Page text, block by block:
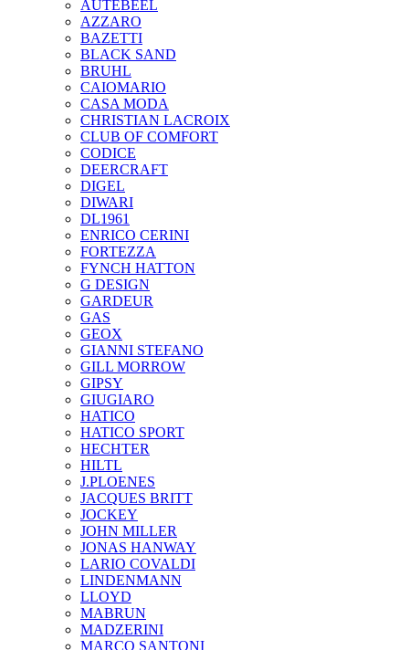
AUTEBEEL
AZZARO
BAZETTI
BLACK SAND
BRUHL
CAIOMARIO
CASA MODA
CHRISTIAN LACROIX
CLUB OF COMFORT
CODICE
DEERCRAFT
DIGEL
DIWARI
DL1961
ENRICO CERINI
FORTEZZA
FYNCH HATTON
G DESIGN
GARDEUR
GAS
GEOX
GIANNI STEFANO
GILL MORROW
GIPSY
GIUGIARO
HATICO
HATICO SPORT
HECHTER
HILTL
J.PLOENES
JAСQUES BRITT
JOCKEY
JOHN MILLER
JONAS HANWAY
LARIO COVALDI
LINDENMANN
LLOYD
MABRUN
MADZERINI
MARCO SANTONI